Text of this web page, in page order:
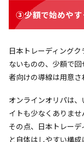
③少額で始めやす
日本トレーディング
ないものの、少額で
者向けの導線は用意さ
オンラインオリパは
イトも少なくありませ
その点、日本トレー
と自体はしやすい構成